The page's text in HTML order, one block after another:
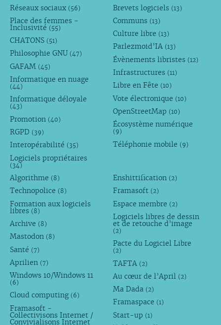
Réseaux sociaux (56)
Place des femmes -
Inclusivité (55)
CHATONS (51)
Philosophie GNU (47)
GAFAM (45)
Informatique en nuage
(44)
Informatique déloyale
(43)
Promotion (40)
RGPD (39)
Interopérabilité (35)
Logiciels propriétaires
(34)
Brevets logiciels (13)
Communs (13)
Culture libre (13)
Parlezmoid’IA (13)
Évènements libristes (12)
Infrastructures (11)
Libre en Fête (10)
Vote électronique (10)
OpenStreetMap (10)
Écosystème numérique
(9)
Téléphonie mobile (9)
Algorithme (8)
Technopolice (8)
Formation aux logiciels
libres (8)
Archive (8)
Mastodon (8)
Santé (7)
Aprilien (7)
Windows 10/Windows 11
(6)
Cloud computing (6)
Framasoft -
Collectivisons Internet /
Convivialisons Internet
Enshittification (2)
Framasoft (2)
Espace membre (2)
Logiciels libres de dessin
et de retouche d’image
(2)
Pacte du Logiciel Libre
(2)
TAFTA (2)
Au cœur de l’April (2)
Ma Dada (2)
Framaspace (1)
Start-up (1)